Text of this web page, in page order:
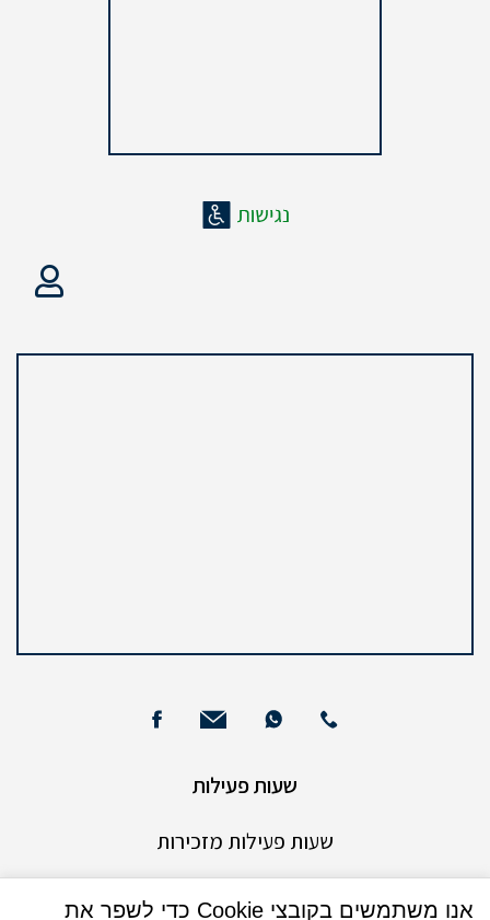
שעות פעילות
שעות פעילות מזכירות
ימים ראשון עד חמישיאנו משתמשים בקובצי Cookie כדי לשפר את